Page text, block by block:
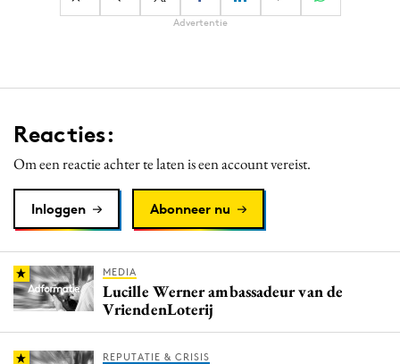
Advertentie
Reacties:
Om een reactie achter te laten is een account vereist.
Inloggen Abonneer nu
MEDIA
Lucille Werner ambassadeur van de
VriendenLoterij
REPUTATIE & CRISIS